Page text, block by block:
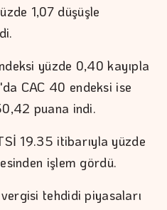
1,07 düşüşle
yüzde 0,40 kayıpla
CAC 40 endeksi ise
puana indi.
19.35 itibarıyla yüzde
işlem gördü.
tehdidi piyasaları